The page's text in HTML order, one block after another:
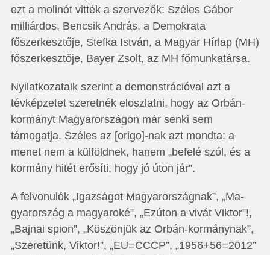
ezt a molinót vitték a szervezők: Széles Gábor
milliárdos, Bencsik András, a Demokrata
főszerkesztője, Stefka István, a Magyar Hírlap (MH)
főszerkesztője, Bayer Zsolt, az MH főmunkatársa.
Nyilatkozataik szerint a demonstrációval azt a
tévképzetet szeretnék eloszlatni, hogy az Orbán-
kormányt Magyarországon már senki sem
támogatja. Széles az [origo]-nak azt mondta: a
menet nem a külföldnek, hanem „befelé szól, és a
kormány hitét erősíti, hogy jó úton jár”.
A felvonulók „Igazságot Magyar­or­szág­nak”, „Ma­­
gyarország a magyaroké”, „Ezúton a vivát Viktor”!,
„Bajnai spion”, „Köszönjük az Orbán-kormánynak”,
„Szeretünk, Viktor!”, „EU=CCCP”, „1956+56=2012”